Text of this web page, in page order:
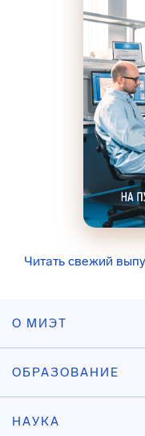
Читать свежий
О МИЭТ
ОБРАЗОВАНИЕ
НАУКА